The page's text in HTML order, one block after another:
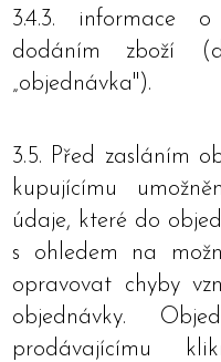
3.4.3. informace
dodáním zboží
„objednávka").
3.5. Před zasláním
kupujícímu
údaje, které do
s ohledem na
opravovat chyby
objednávky.
prodávajícímu